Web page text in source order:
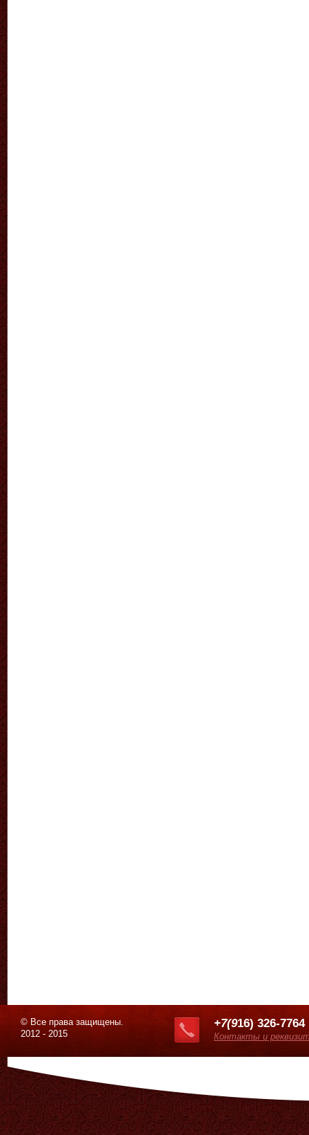
© Все права защищены.
2012 - 2015
+7(916) 326-7764
Контакты и